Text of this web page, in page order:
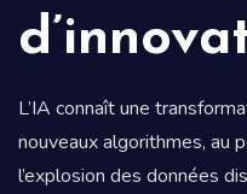
L’IA connaît une
nouveaux algorithmes, au
l’explosion des données